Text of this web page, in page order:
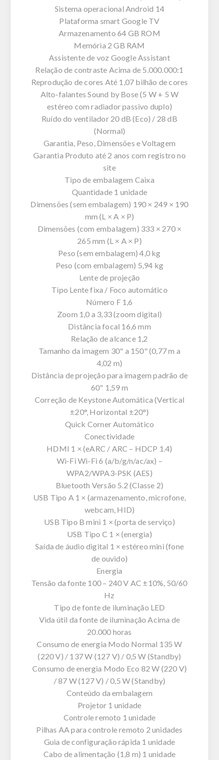
Sistema operacional Android 14
Plataforma smart Google TV
Armazenamento 64 GB ROM
Memória 2 GB RAM
Assistente de voz Google Assistant
Relação de contraste Acima de 5.000.000:1
Reprodução de cores Até 1,07 bilhão de cores
Alto-falantes Sound by Bose (5 W + 5 W
estéreo com radiador passivo duplo)
Ruído do ventilador 20 dB (Eco) / 28 dB
(Normal)
Garantia, Peso, Dimensões e Voltagem
Garantia Produto até 2 anos com registro no
site
Tipo de embalagem Caixa
Quantidade 1 unidade
Dimensões (sem embalagem) 190 × 249 × 190
mm (L × A × P)
Dimensões (com embalagem) 333 × 270 ×
265 mm (L × A × P)
Peso (sem embalagem) 4,0 kg
Peso (com embalagem) 5,94 kg
Lente de projeção
Tipo Lente fixa / Foco automático
Número F 1,6
Zoom 1,0 a 3,33 (zoom digital)
Distância focal 16,6 mm
Relação de alcance 1,2
Tamanho da imagem 30" a 150" (0,77 m a
4,02 m)
Distância de projeção para imagem padrão de
60" 1,59 m
Correção de Keystone Automática (Vertical
±20°, Horizontal ±20°)
Quick Corner Automático
Conectividade
HDMI 1 × (eARC / ARC – HDCP 1.4)
Wi-Fi Wi-Fi 6 (a/b/g/n/ac/ax) –
WPA2/WPA3-PSK (AES)
Bluetooth Versão 5.2 (Classe 2)
USB Tipo A 1 × (armazenamento, microfone,
webcam, HID)
USB Tipo B mini 1 × (porta de serviço)
USB Tipo C 1 × (energia)
Saída de áudio digital 1 × estéreo mini (fone
de ouvido)
Energia
Tensão da fonte 100 – 240 V AC ±10%, 50/60
Hz
Tipo de fonte de iluminação LED
Vida útil da fonte de iluminação Acima de
20.000 horas
Consumo de energia Modo Normal 135 W
(220 V) / 137 W (127 V) / 0,5 W (Standby)
Consumo de energia Modo Eco 82 W (220 V)
/ 87 W (127 V) / 0,5 W (Standby)
Conteúdo da embalagem
Projetor 1 unidade
Controle remoto 1 unidade
Pilhas AA para controle remoto 2 unidades
Guia de configuração rápida 1 unidade
Cabo de alimentação (1,8 m) 1 unidade